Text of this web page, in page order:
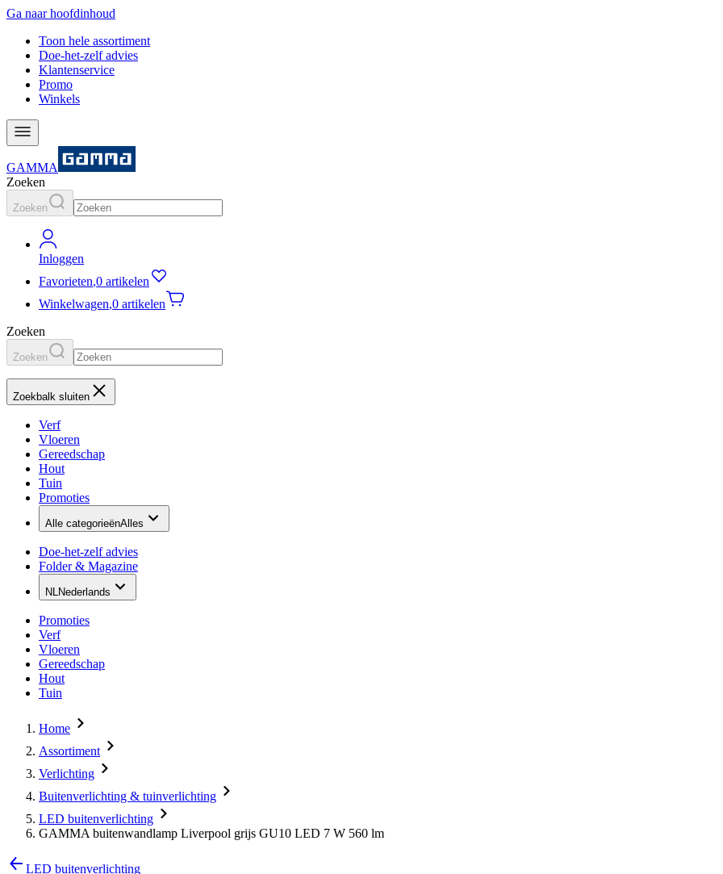
Ga naar hoofdinhoud
Toon hele assortiment
Doe-het-zelf advies
Klantenservice
Promo
Winkels
GAMMA
Zoeken
Zoeken
Inloggen
Favorieten,0 artikelen
Winkelwagen,0 artikelen
Zoeken
Zoeken
Zoekbalk sluiten
Verf
Vloeren
Gereedschap
Hout
Tuin
Promoties
Alle categorieënAlles
Doe-het-zelf advies
Folder & Magazine
NLNederlands
Promoties
Verf
Vloeren
Gereedschap
Hout
Tuin
Home
Assortiment
Verlichting
Buitenverlichting & tuinverlichting
LED buitenverlichting
GAMMA buitenwandlamp Liverpool grijs GU10 LED 7 W 560 lm
LED buitenverlichting